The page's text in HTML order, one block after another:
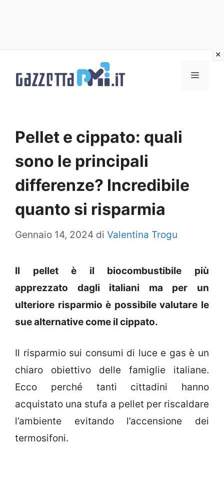
Menu
Pellet e cippato: quali
sono le principali
differenze? Incredibile
quanto si risparmia
Gennaio 14, 2024 di Valentina Trogu
Il pellet è il biocombustibile più
apprezzato dagli italiani ma per un
ulteriore risparmio è possibile valutare le
sue alternative come il cippato.
Il risparmio sui consumi di luce e gas è un
chiaro obiettivo delle famiglie italiane.
Ecco perché tanti cittadini hanno
acquistato una stufa a pellet per riscaldare
l’ambiente evitando l’accensione dei
termosifoni.